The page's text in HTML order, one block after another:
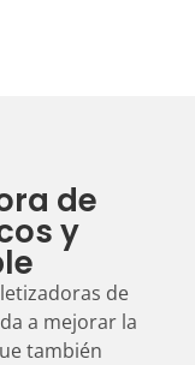
de
y
de
a mejorar la
también